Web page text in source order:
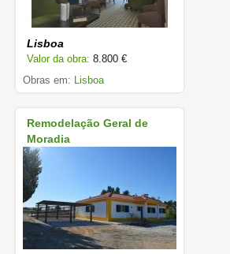
Lisboa
Valor da obra: 8.800 €
Obras em: Lisboa
Remodelação Geral de
Moradia